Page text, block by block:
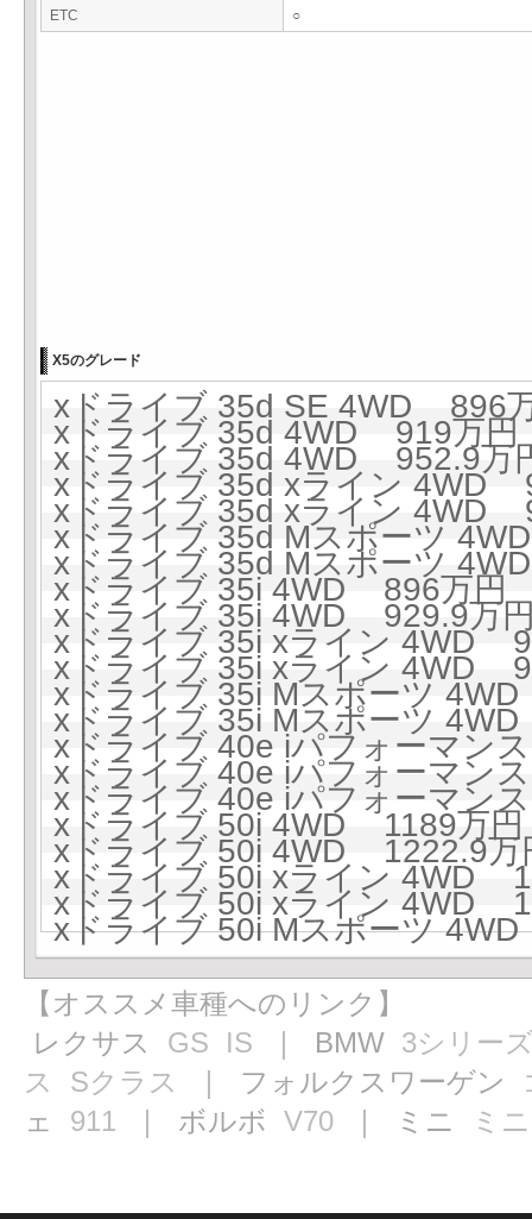
ETC ○
X5のグレード
xドライブ 35d SE 4WD 896
xドライブ 35d 4WD 919万
xドライブ 35d 4WD 952.9万
xドライブ 35d xライン 4WD
xドライブ 35d xライン 4WD
xドライブ 35d Mスポーツ
xドライブ 35d Mスポーツ
xドライブ 35i 4WD 896万円
xドライブ 35i 4WD 929.9万
xドライブ 35i xライン 4WD
xドライブ 35i xライン 4WD
xドライブ 35i Mスポーツ
xドライブ 35i Mスポーツ
xドライブ 40e iパフォーマ
xドライブ 40e iパフォーマ
xドライブ 40e iパフォーマン
xドライブ 50i 4WD 1189万
xドライブ 50i 4WD 1222.9
xドライブ 50i xライン 4WD
xドライブ 50i xライン 4WD
xドライブ 50i Mスポーツ
【オススメ車種へのリンク】
レクサス GS IS ｜ BMW 3シリー
ス
Sクラス ｜ フォルクスワーゲン
ェ 911 ｜ ボルボ V70 ｜ ミニ ミニ